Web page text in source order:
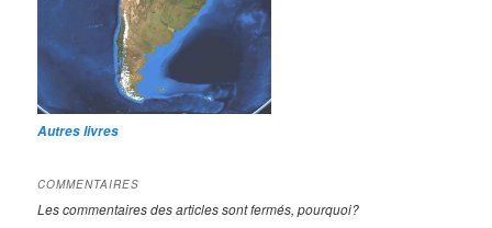
Autres livres
COMMENTAIRES
Les commentaires des articles sont fermés, pourquoi?